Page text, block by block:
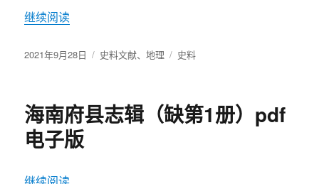
继续阅读
发
2021年9月28日
分
史料文献、地理
标
史料
海南府县志辑（缺第1册）pdf
电子版
继续阅读